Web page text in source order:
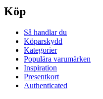
Köp
Så handlar du
Köparskydd
Kategorier
Populära varumärken
Inspiration
Presentkort
Authenticated